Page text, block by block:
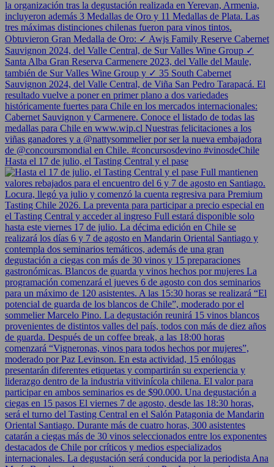
Hasta el 17 de julio, el Tasting Central y el pase